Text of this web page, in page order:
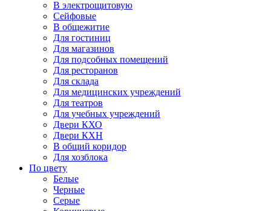
В электрощитовую
Сейфовые
В общежитие
Для гостиниц
Для магазинов
Для подсобных помещений
Для ресторанов
Для склада
Для медицинских учреждений
Для театров
Для учебных учреждений
Двери КХО
Двери КХН
В общий коридор
Для хозблока
По цвету
Белые
Черные
Серые